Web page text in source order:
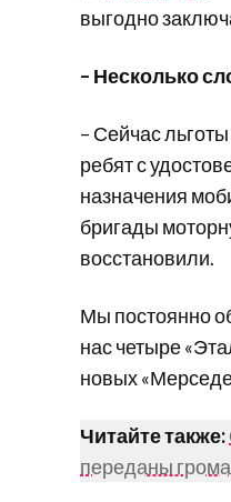
выгодно
– Несколько
– Сейчас
ребят с
назначения
бригады
восстановили.
Мы постоянно
нас четыре
новых
Читайте также:
переданы